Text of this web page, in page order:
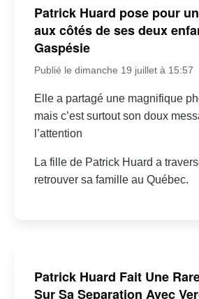
Patrick Huard pose pour
aux côtés de ses deux
Gaspésie
Publié le dimanche 19 juillet à 15:57
Elle a partagé une magnifique
mais c’est surtout son doux
l’attention
La fille de Patrick Huard a
retrouver sa famille au Québec.
Patrick Huard Fait Une
Sur Sa Separation Avec